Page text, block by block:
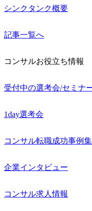
シンクタンク概要
記事一覧へ
コンサルお役立ち情報
受付中の選考会/セミナ
1day選考会
コンサル転職成功事例集
企業インタビュー
コンサル求人情報